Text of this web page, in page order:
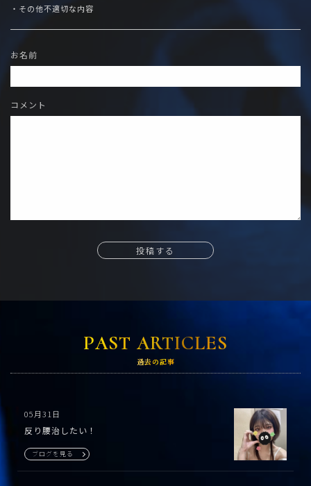
・その他不適切な内容
お名前
コメント
投稿する
PAST ARTICLES
過去の記事
05月31日
反り腰治したい！
ブログを見る